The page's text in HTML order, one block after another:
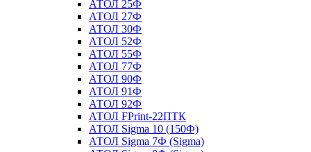
АТОЛ 25Ф
АТОЛ 27Ф
АТОЛ 30Ф
АТОЛ 52Ф
АТОЛ 55Ф
АТОЛ 77Ф
АТОЛ 90Ф
АТОЛ 91Ф
АТОЛ 92Ф
АТОЛ FPrint-22ПТК
АТОЛ Sigma 10 (150Ф)
АТОЛ Sigma 7Ф (Sigma)